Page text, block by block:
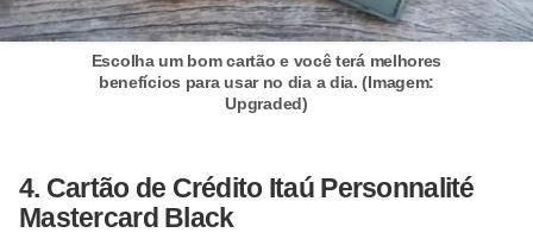
Escolha um bom cartão e você terá melhores
benefícios para usar no dia a dia. (Imagem:
Upgraded)
4. Cartão de Crédito Itaú Personnalité
Mastercard Black
t
u
c